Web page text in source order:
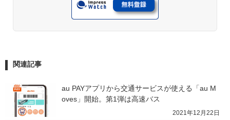
関連記事
au PAYアプリから交通サービスが使える「au M
oves」開始。第1弾は高速バス
2021年12月22日